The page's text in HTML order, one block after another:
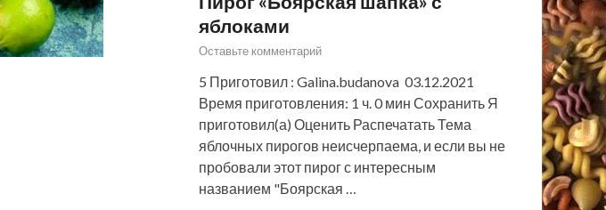
яблоками
Оставьте комментарий
5 Приготовил : Galina.budanova 03.12.2021
Время приготовления: 1 ч. 0 мин Сохранить Я
приготовил(а) Оценить Распечатать Тема
яблочных пирогов неисчерпаема, и если вы не
пробовали этот пирог с интересным
названием "Боярская …